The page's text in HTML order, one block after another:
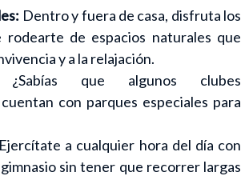
Dentro y fuera de casa, disfruta los
rodearte de espacios naturales que
y a la relajación.
que algunos clubes
con parques especiales para
Ejercítate a cualquier hora del día con
sin tener que recorrer largas